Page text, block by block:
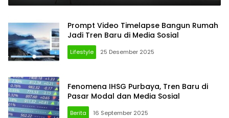
Prompt Video Timelapse Bangun Rumah
Jadi Tren Baru di Media Sosial
Lifestyle 25 Desember 2025
Fenomena IHSG Purbaya, Tren Baru di
Pasar Modal dan Media Sosial
Berita 16 September 2025